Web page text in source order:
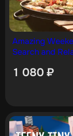
Amazing
Search and
1 080 ₽